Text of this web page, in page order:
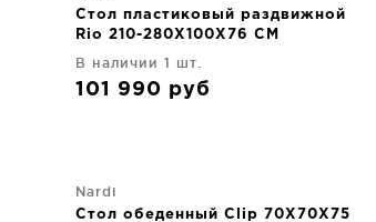
Стол пластиковый раздвижной
Rio 210-280X100X76 CM
В наличии 1 шт.
101 990 руб
Nardi
Стол обеденный Clip 70X70X75